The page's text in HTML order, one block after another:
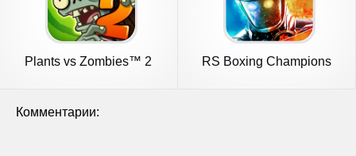
Plants vs Zombies™ 2 RS Boxing Champions
Комментарии: